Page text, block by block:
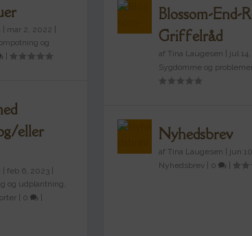
mar 2, 2022
og
eller
feb 6, 2023|
og udplantning
| 0
Blossom-End-
Griffelråd
af Tina Laugesen
jul
Sygdomme og
Nyhedsbrev
af Tina Laugesen
jun
Nyhedsbrev| 0